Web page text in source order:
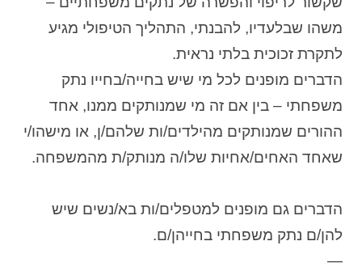
משהו שבלעדיו, להבנתי, התהליך הטיפולי מגיע
לתקרת זכוכית בלתי נראית.
הדברים מופנים לכל מי שיש בחייה/בחייו נתק
משפחתי – בין אם זה מי שמנותקים ממנו, אחד
ההורים שמנותקים מהילדים/ות שלהם/ן, או מישהו/י
שאחד האחים/אחיות שלו/ה מנותק/ת מהמשפחה.
הדברים גם מופנים למטפלים/ות בא/נשים שיש
להן/ם נתק משפחתי בחייהן/ם.
—